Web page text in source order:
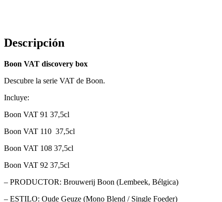
Descripción
Boon VAT discovery box
Descubre la serie VAT de Boon.
Incluye:
Boon VAT 91 37,5cl
Boon VAT 110 37,5cl
Boon VAT 108 37,5cl
Boon VAT 92 37,5cl
– PRODUCTOR: Brouwerij Boon (Lembeek, Bélgica)
– ESTILO: Oude Geuze (Mono Blend / Single Foeder)